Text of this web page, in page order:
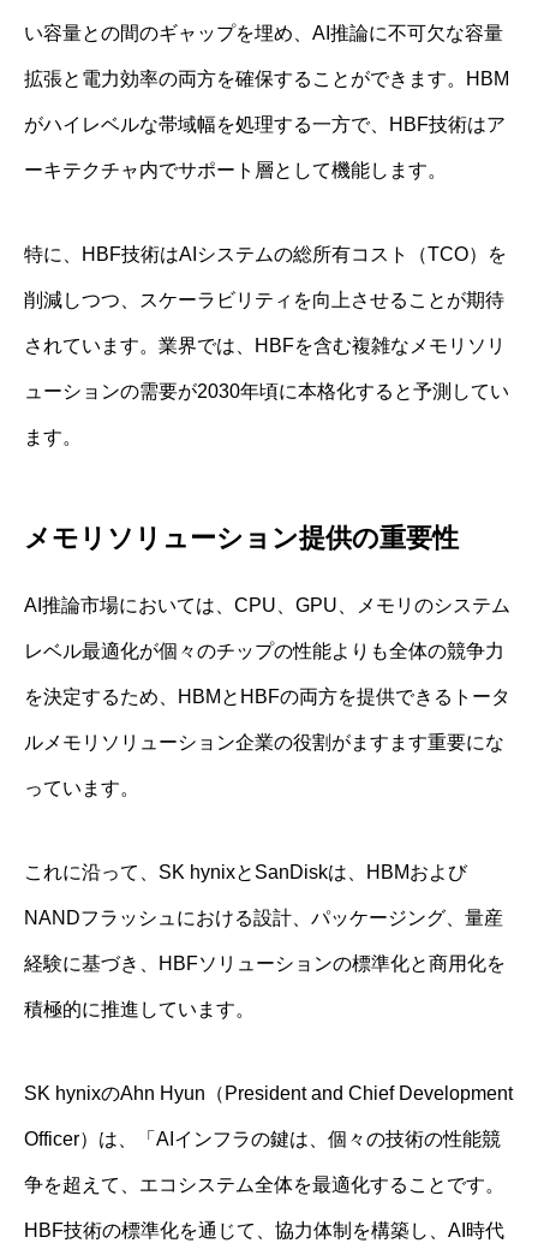
い容量との間のギャップを埋め、AI推論に不可欠な容量
拡張と電力効率の両方を確保することができます。HBM
がハイレベルな帯域幅を処理する一方で、HBF技術はア
ーキテクチャ内でサポート層として機能します。
特に、HBF技術はAIシステムの総所有コスト（TCO）を
削減しつつ、スケーラビリティを向上させることが期待
されています。業界では、HBFを含む複雑なメモリソリ
ューションの需要が2030年頃に本格化すると予測してい
ます。
メモリソリューション提供の重要性
AI推論市場においては、CPU、GPU、メモリのシステム
レベル最適化が個々のチップの性能よりも全体の競争力
を決定するため、HBMとHBFの両方を提供できるトータ
ルメモリソリューション企業の役割がますます重要にな
っています。
これに沿って、SK hynixとSanDiskは、HBMおよび
NANDフラッシュにおける設計、パッケージング、量産
経験に基づき、HBFソリューションの標準化と商用化を
積極的に推進しています。
SK hynixのAhn Hyun（President and Chief Development
Officer）は、「AIインフラの鍵は、個々の技術の性能競
争を超えて、エコシステム全体を最適化することです。
HBF技術の標準化を通じて、協力体制を構築し、AI時代